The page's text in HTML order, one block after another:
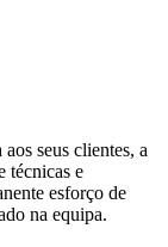
seus clientes, a
técnicas e
esforço de
na equipa.